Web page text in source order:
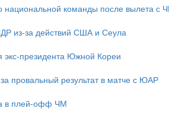
национальной команды после вылета с
из-за действий США и Сеула
экс-президента Южной Кореи
провальный результат в матче с ЮАР
в плей-офф ЧМ